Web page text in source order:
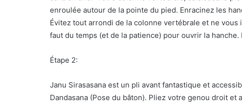
enroulée autour de la pointe du pied. Enracinez les
Évitez tout arrondi de la colonne vertébrale et ne
faut du temps (et de la patience) pour ouvrir la
Étape 2:
Janu Sirasasana est un pli avant fantastique et
Dandasana (Pose du bâton). Pliez votre genou droit